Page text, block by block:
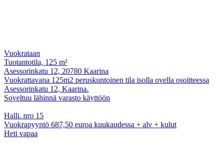
Vuokrataan
Tuotantotila, 125 m²
Asessorinkatu 12, 20780 Kaarina
Vuokrattavana 125m2 peruskuntoinen tila isolla ovella osoitteessa
Asessorinkatu 12, Kaarina.
Soveltuu lähinnä varasto käyttöön
Halli. nro 15
Vuokrapyyntö 687,50 euroa kuukaudessa + alv + kulut
Heti vapaa